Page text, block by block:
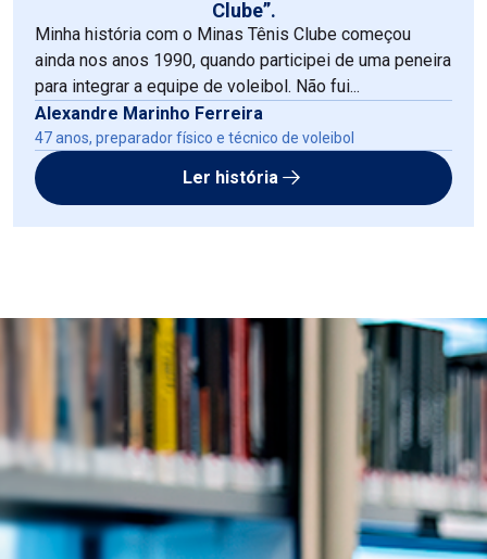
Clube”.
Minha história com o Minas Tênis Clube começou
ainda nos anos 1990, quando participei de uma peneira
para integrar a equipe de voleibol. Não fui...
Alexandre Marinho Ferreira
47 anos, preparador físico e técnico de voleibol
Ler história